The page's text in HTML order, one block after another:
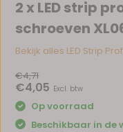
2 x LED strip
schroeven
Bekijk alles LED Strip
€4,71
€4,05 Excl. btw
Op voorraad
Beschikbaar in de